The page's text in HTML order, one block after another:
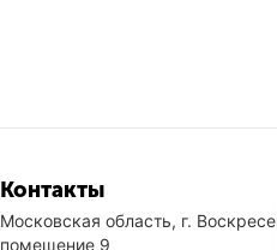
Контакты
Московская область, г.
помещение 9